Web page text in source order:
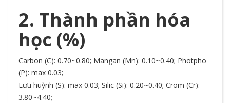
2. Thành phần hóa
học (%)
Carbon (C): 0.70~0.80; Mangan (Mn): 0.10~0.40; Photpho
(P): max 0.03;
Lưu huỳnh (S): max 0.03; Silic (Si): 0.20~0.40; Crom (Cr):
3.80~4.40;